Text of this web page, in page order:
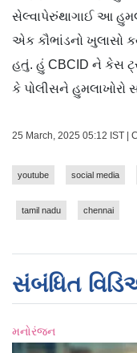
સેલ્વાપેરુંથાગાઈ આ
એક કૌભાંડનો ખુલાસો
હતું. હું CBCID ને કેસ
કે પોલીસને હુમલાખોરો
25 March, 2025 05:12 IST |
youtube social media
tamil nadu chennai
સંબંધિત
મનોરંજન